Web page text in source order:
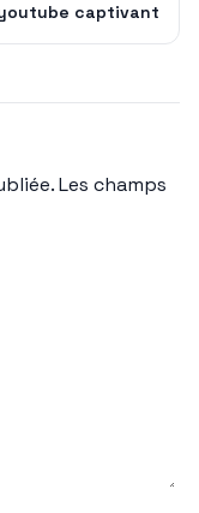
captivant
Les champs